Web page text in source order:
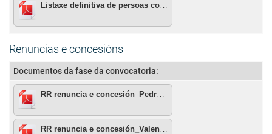
Listaxe definitiva de persoas con bolsa concedida e listaxe de agarda
Renuncias e concesións
Documentos da fase da convocatoria:
RR renuncia e concesión_Pedro Trincado_Marina Castro
RR renuncia e concesión_Valentín Magdalena_Arturo Peixoto